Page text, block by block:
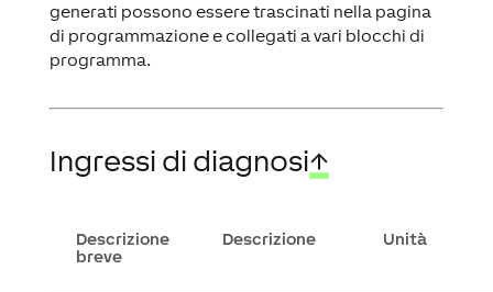
generati possono essere trascinati nella pagina
di programmazione e collegati a vari blocchi di
programma.
Ingressi di diagnosi↑
Descrizione
breve
Descrizione Unità